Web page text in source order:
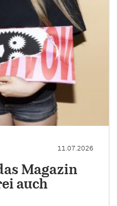
11.07.2026
Magazin
auch